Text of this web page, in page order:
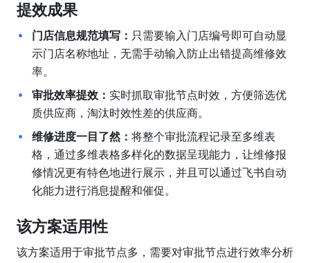
提效成果
门店信息规范填写： 只需要输入门店编号即可自动显
示门店名称地址，无需手动输入防止出错提高维修效
率。
审批效率提效： 实时抓取审批节点时效，方便筛选优
质供应商，淘汰时效性差的供应商。
维修进度一目了然： 将整个审批流程记录至多维表
格，通过多维表格多样化的数据呈现能力，让维修报
修情况更有特色地进行展示，并且可以通过飞书自动
化能力进行消息提醒和催促。
该方案适用性
该方案适用于审批节点多，需要对审批节点进行效率分析